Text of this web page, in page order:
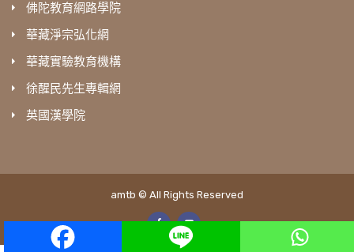
佛陀教育網路學院
華藏淨宗弘化網
華藏實驗教育機構
徐醒民先生專輯網
英國漢學院
amtb © All Rights Reserved